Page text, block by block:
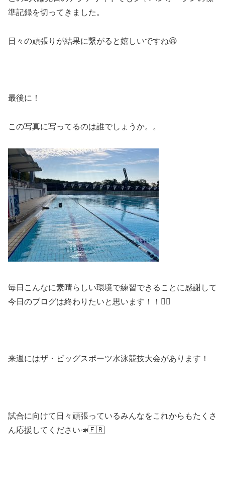
準記録を切ってきました。
日々の頑張りが結果に繋がると嬉しいですね😆
最後に！
この写真に写ってるのは誰でしょうか。。
毎日こんなに素晴らしい環境で練習できることに感謝して
今日のブログは終わりたいと思います！！🏊‍♀️
来週にはザ・ビッグスポーツ水泳競技大会があります！
試合に向けて日々頑張っているみんなをこれからもたくさ
ん応援してください📣🇫🇷